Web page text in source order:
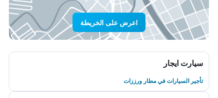
اعرض على الخريطة
سيارت ايجار
تأجير السيارات في مطار ورززات